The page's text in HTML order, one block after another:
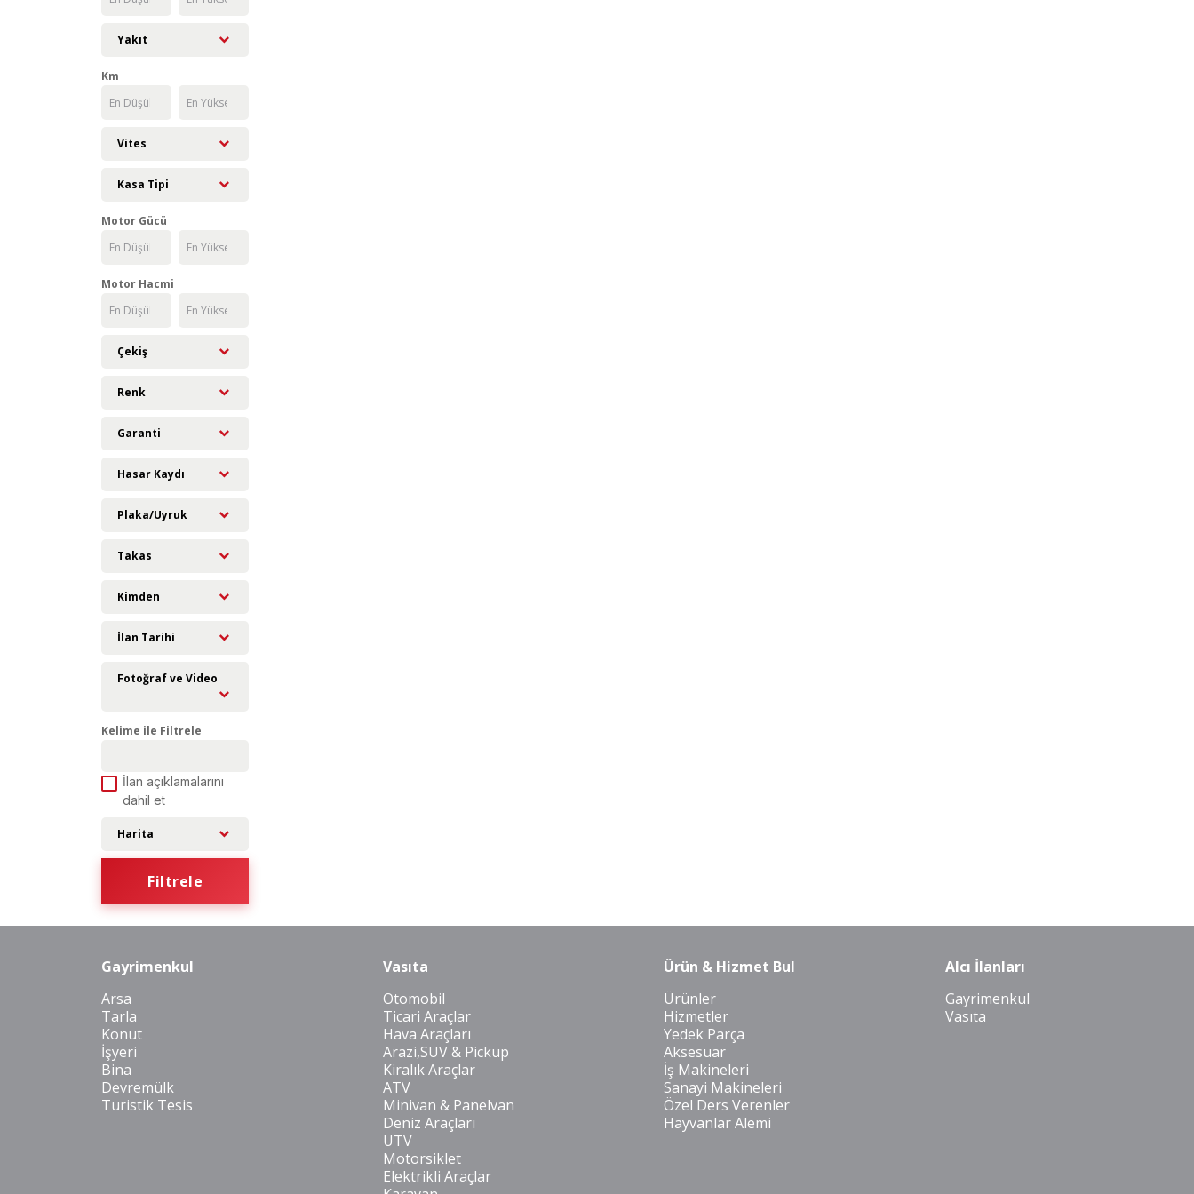
Yakıt
Km
Vites
Kasa Tipi
Motor Gücü
Motor Hacmi
Çekiş
Renk
Garanti
Hasar Kaydı
Plaka/Uyruk
Takas
Kimden
İlan Tarihi
Fotoğraf ve Video
Kelime ile Filtrele
İlan açıklamalarını
dahil et
Harita
Filtrele
Gayrimenkul
Arsa
Tarla
Konut
İşyeri
Bina
Devremülk
Turistik Tesis
Vasıta
Otomobil
Ticari Araçlar
Hava Araçları
Arazi,SUV & Pickup
Kiralık Araçlar
ATV
Minivan & Panelvan
Deniz Araçları
UTV
Motorsiklet
Elektrikli Araçlar
Ürün & Hizmet Bul
Ürünler
Hizmetler
Yedek Parça
Aksesuar
İş Makineleri
Sanayi Makineleri
Özel Ders Verenler
Hayvanlar Alemi
Alcı İlanları
Gayrimenkul
Vasıta